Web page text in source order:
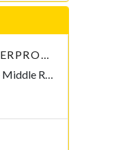
PH-08 WATERPROOF PEN-TYPE SOIL PH METER
NO.60 Xing Ye Middle Road Fuan Fujian China , 355019,